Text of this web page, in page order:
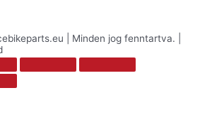
| Minden jog fenntartva. |